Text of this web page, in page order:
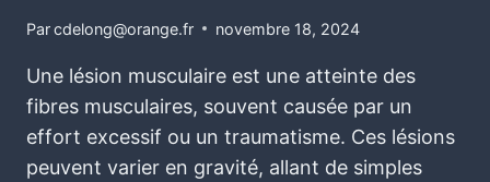
Parcdelong@orange.fr novembre 18, 2024
Une lésion musculaire est une atteinte des
fibres musculaires, souvent causée par un
effort excessif ou un traumatisme. Ces lésions
peuvent varier en gravité, allant de simples